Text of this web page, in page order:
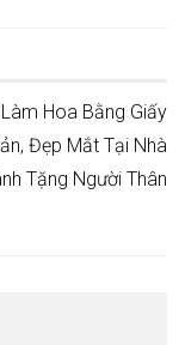
Hoa Bằng Giấy
Đẹp Mắt Tại Nhà
Tặng Người Thân